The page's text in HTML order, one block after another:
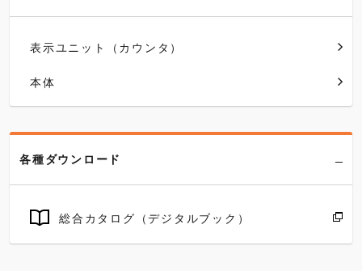
表示ユニット（カウンタ）
本体
各種ダウンロード
総合カタログ（デジタルブック）